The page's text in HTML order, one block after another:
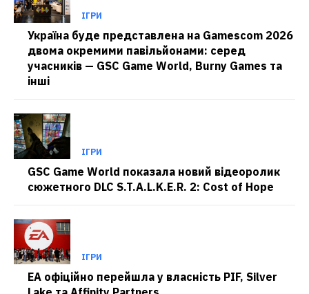
ІГРИ
Україна буде представлена на Gamescom 2026
двома окремими павільйонами: серед
учасників — GSC Game World, Burny Games та
інші
ІГРИ
GSC Game World показала новий відеоролик
сюжетного DLC S.T.A.L.K.E.R. 2: Cost of Hope
ІГРИ
EA офіційно перейшла у власність PIF, Silver